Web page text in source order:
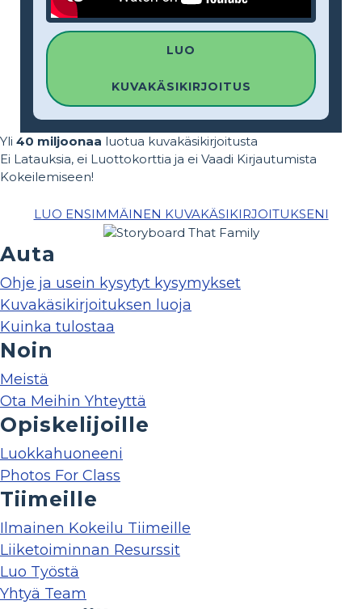
LUO
KUVAKÄSIKIRJOITUS
Yli 40 miljoonaa luotua kuvakäsikirjoitusta
Ei Latauksia, ei Luottokorttia ja ei Vaadi Kirjautumista
Kokeilemiseen!
LUO ENSIMMÄINEN KUVAKÄSIKIRJOITUKSENI
Auta
Ohje ja usein kysytyt kysymykset
Kuvakäsikirjoituksen luoja
Kuinka tulostaa
Noin
Meistä
Ota Meihin Yhteyttä
Opiskelijoille
Luokkahuoneeni
Photos For Class
Tiimeille
Ilmainen Kokeilu Tiimeille
Liiketoiminnan Resurssit
Luo Työstä
Yhtyä Team